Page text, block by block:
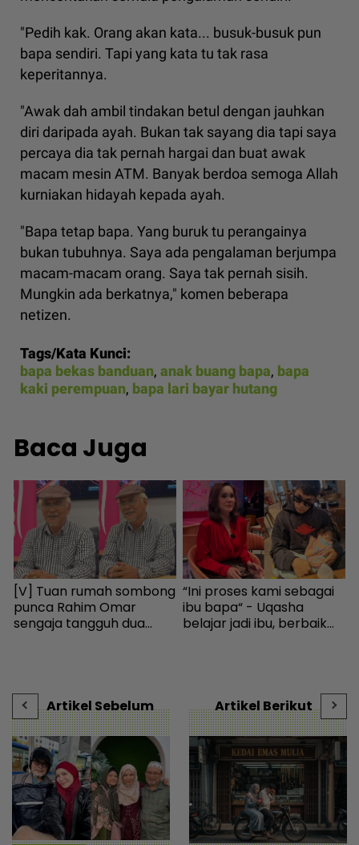
"Pedih kak. Orang akan kata... busuk-busuk pun
bapa sendiri. Tapi yang kata tu tak rasa
keperitannya.
"Awak dah ambil tindakan betul dengan jauhkan
diri daripada ayah. Bukan tak sayang dia tapi saya
percaya dia tak pernah hargai dan buat awak
macam mesin ATM. Banyak berdoa semoga Allah
kurniakan hidayah kepada ayah.
"Bapa tetap bapa. Yang buruk tu perangainya
bukan tubuhnya. Saya ada pengalaman berjumpa
macam-macam orang. Saya tak pernah sisih.
Mungkin ada berkatnya," komen beberapa
netizen.
Tags/Kata Kunci:
bapa bekas banduan, anak buang bapa, bapa
kaki perempuan, bapa lari bayar hutang
Baca Juga
[V] Tuan rumah sombong
punca Rahim Omar
sengaja tangguh dua
“Ini proses kami sebagai
ibu bapa“ - Uqasha
belajar jadi ibu, berbaik
Artikel Sebelum
Artikel Berikut